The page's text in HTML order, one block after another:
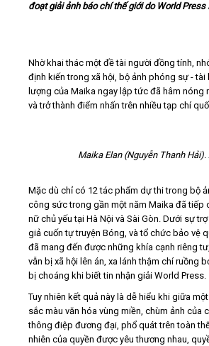
Liên hệ - Đăng ký
đoạt giải ảnh báo chí thế giới do World
Nhờ khai thác một đề tài người đồng tính,
định kiến trong xã hội, bộ ảnh phóng sự - tài
lượng của Maika ngay lập tức đã hâm
và trở thành điểm nhấn trên nhiều tạp chí
Maika Elan (Nguyễn Thanh
Mặc dù chỉ có 12 tác phẩm dự thi trong bộ
công sức trong gần một năm Maika đã tiếp
nữ chủ yếu tại Hà Nội và Sài Gòn. Dưới sự
giả cuốn tự truyện Bóng, và tổ chức bảo vệ
đã mang đến được những khía cạnh riêng
vẫn bị xã hội lên án, xa lánh thậm chí ruồng
bị choáng khi biết tin nhận giải World Press.
Tuy nhiên kết quả này là dễ hiểu khi giữa
sắc màu văn hóa vùng miền, chùm ảnh của
thông điệp đương đại, phổ quát trên toàn
nhiên của quyền được yêu thương nhau,